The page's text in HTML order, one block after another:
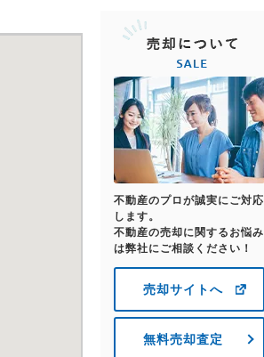
不動産のプロが誠実にご対応
します。
不動産の売却に関するお悩み
は弊社にご相談ください！
売却サイトへ
無料売却査定